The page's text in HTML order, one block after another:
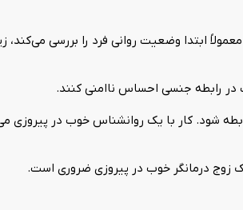
ابتدا وضعیت روانی فرد را بررسی می‌کند،
رابطه جنسی احساس ناامنی کنند.
شود. کار با یک روانشناس خوب در پیروزی
زوج درمانگر خوب در پیروزی ضروری است.